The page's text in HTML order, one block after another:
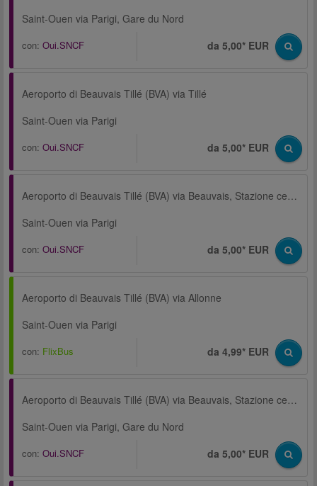
Saint-Ouen via Parigi, Gare du Nord
con: Oui.SNCF da 5,00* EUR
Aeroporto di Beauvais Tillé (BVA) via Tillé
Saint-Ouen via Parigi
con: Oui.SNCF da 5,00* EUR
Aeroporto di Beauvais Tillé (BVA) via Beauvais, Stazione centrale
Saint-Ouen via Parigi
con: Oui.SNCF da 5,00* EUR
Aeroporto di Beauvais Tillé (BVA) via Allonne
Saint-Ouen via Parigi
con: FlixBus da 4,99* EUR
Aeroporto di Beauvais Tillé (BVA) via Beauvais, Stazione centrale
Saint-Ouen via Parigi, Gare du Nord
con: Oui.SNCF da 5,00* EUR